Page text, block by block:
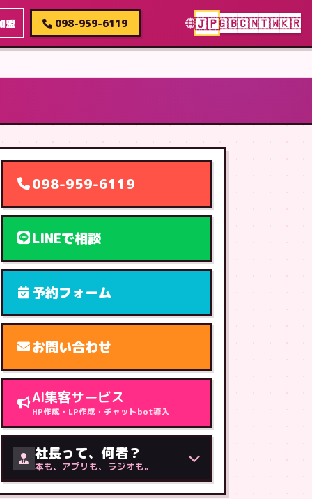
盟 098-959-6119 🇯🇵🇬🇧🇨🇳🇹🇼🇰🇷
098-959-6119
LINEで相談
予約フォーム
お問い合わせ
AI集客サービス
HP作成・LP作成・チャットbot導入
社長って、何者？
本も、アプリも、ラジオも。